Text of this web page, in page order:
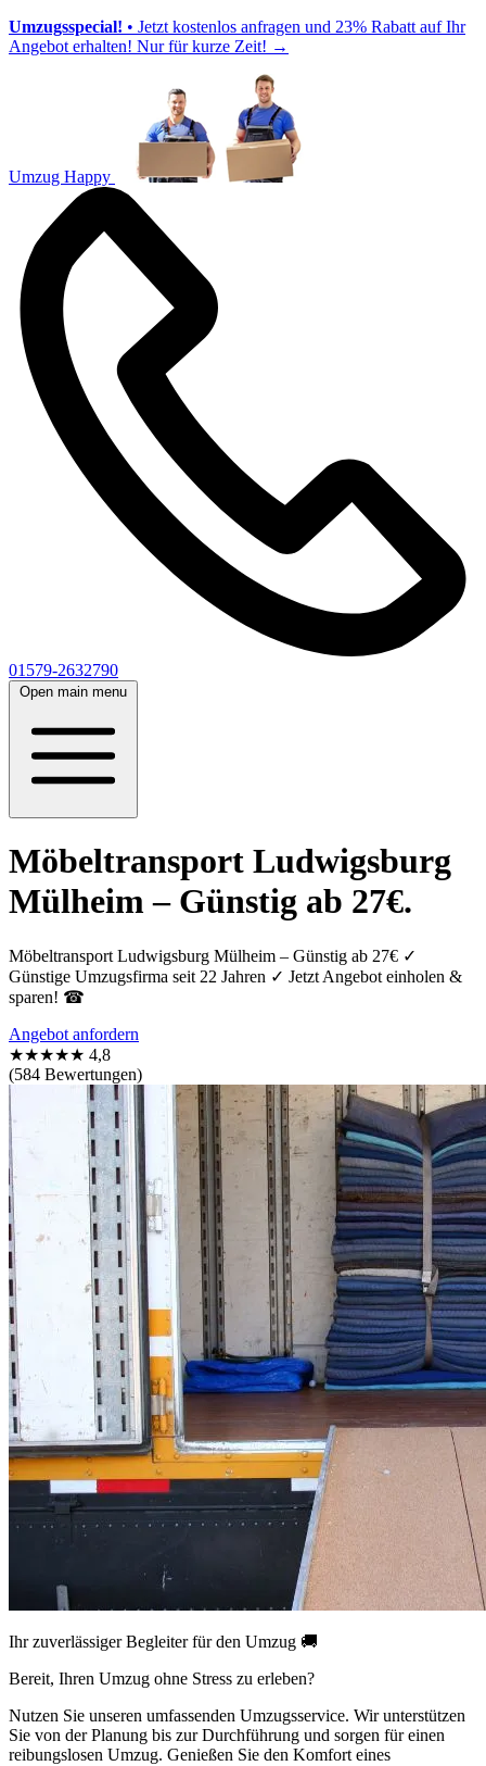
Umzugsspecial! • Jetzt kostenlos anfragen und 23% Rabatt auf Ihr
Angebot erhalten! Nur für kurze Zeit! →
Umzug Happy
01579-2632790
Open main menu
Möbeltransport Ludwigsburg
Mülheim – Günstig ab 27€.
Möbeltransport Ludwigsburg Mülheim – Günstig ab 27€ ✓
Günstige Umzugsfirma seit 22 Jahren ✓ Jetzt Angebot einholen &
sparen! ☎
Angebot anfordern
★★★★★ 4,8
(584 Bewertungen)
Ihr zuverlässiger Begleiter für den Umzug 🚚
Bereit, Ihren Umzug ohne Stress zu erleben?
Nutzen Sie unseren umfassenden Umzugsservice. Wir unterstützen
Sie von der Planung bis zur Durchführung und sorgen für einen
reibungslosen Umzug. Genießen Sie den Komfort eines